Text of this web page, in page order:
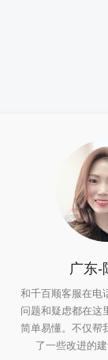
广东-
和千百顺客服在电
问题和疑虑都在这
简单易懂。不仅帮
了一些改进的